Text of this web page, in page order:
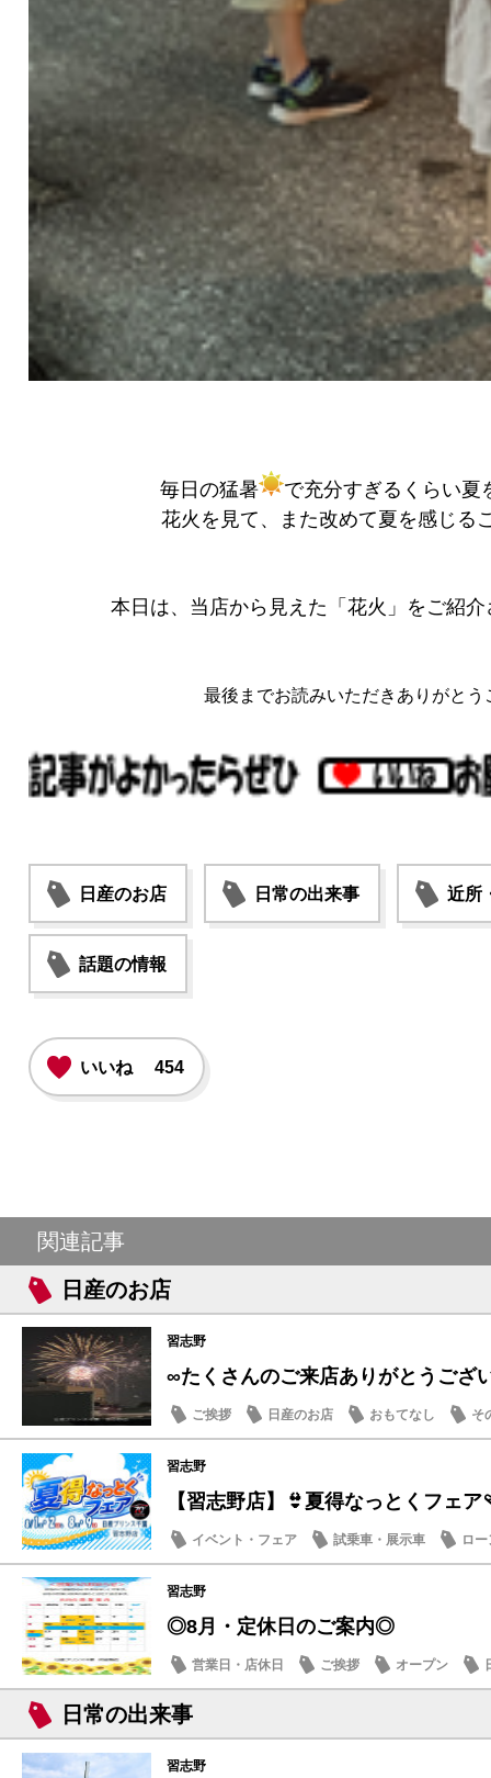
毎日の猛暑
で充分すぎるくらい夏
花火を見て、また改めて夏を感じる
本日は、当店から見えた「花火」をご紹
最後までお読みいただきありがとう
日産のお店 日常の出来事 近所
話題の情報
いいね 454
関連記事
日産のお店
習志野
∞たくさんのご来店ありがとうござ
ご挨拶 日産のお店 おもてなし そ
習志野
【習志野店】👙夏得なっとくフェ
イベント・フェア 試乗車・展示車
ロー
日産のお店
習志野
◎8月・定休日のご案内◎
営業日・店休日 ご挨拶 オープン
日常の出来事
習志野